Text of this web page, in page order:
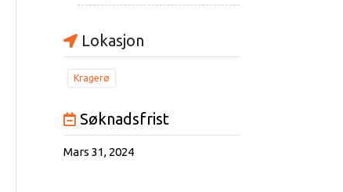
Lokasjon
Kragerø
Søknadsfrist
Mars 31, 2024